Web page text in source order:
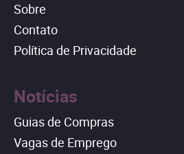
Sobre
Contato
Política de Privacidade
Notícias
Guias de Compras
Vagas de Emprego